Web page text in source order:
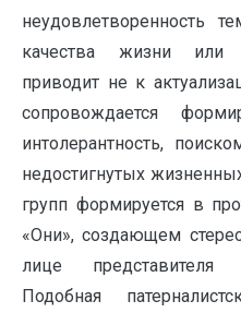
неудовлетворенность
качества жизни или
приводит не к
сопровождается
интолерантность,
недостигнутых
групп формируется в
«Они», создающем
лице представителя
Подобная